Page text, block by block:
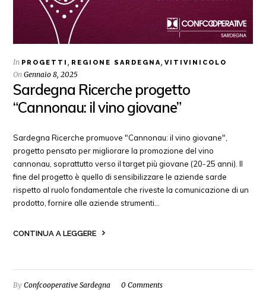
In PROGETTI, REGIONE SARDEGNA,VITIVINICOLO
OnGennaio 8, 2025
Sardegna Ricerche progetto
“Cannonau: il vino giovane”
Sardegna Ricerche promuove "Cannonau: il vino giovane",
progetto pensato per migliorare la promozione del vino
cannonau, soprattutto verso il target più giovane (20-25 anni). Il
fine del progetto è quello di sensibilizzare le aziende sarde
rispetto al ruolo fondamentale che riveste la comunicazione di un
prodotto, fornire alle aziende strumenti…
CONTINUA A LEGGERE
ByConfcooperative Sardegna 0 Comments